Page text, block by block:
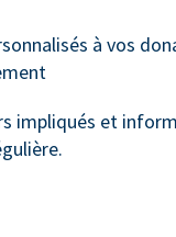
à vos
impliqués et